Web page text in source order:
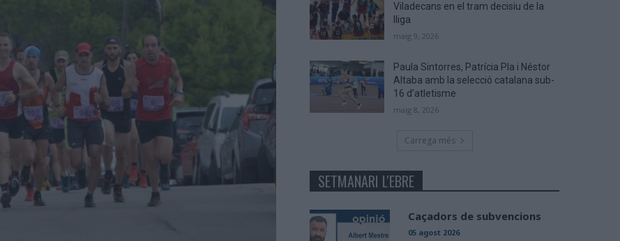
Viladecans en el tram decisiu de la
lliga
maig 9, 2026
Paula Sintorres, Patrícia Pla i Néstor
Altaba amb la selecció catalana sub-
16 d’atletisme
maig 8, 2026
Carrega més
SETMANARI L'EBRE
Caçadors de subvencions
05 agost 2026